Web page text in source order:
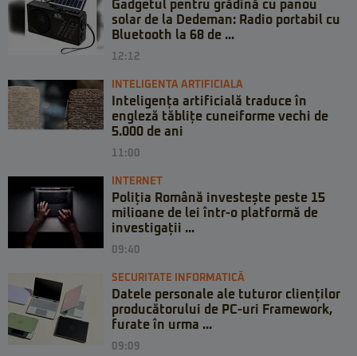
Gadgetul pentru grădină cu panou
solar de la Dedeman: Radio portabil cu
Bluetooth la 68 de ...
12:12
INTELIGENTA ARTIFICIALA
Inteligența artificială traduce în
engleză tăblițe cuneiforme vechi de
5.000 de ani
11:00
INTERNET
Poliția Română investește peste 15
milioane de lei într-o platformă de
investigații ...
09:40
SECURITATE INFORMATICĂ
Datele personale ale tuturor clienților
producătorului de PC-uri Framework,
furate în urma ...
09:09